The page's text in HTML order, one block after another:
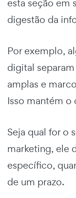
esta seção em
digestão da
Por exemplo,
digital
amplas e
Isso mantém
Seja qual for o
marketing, ele
específico,
de um prazo.